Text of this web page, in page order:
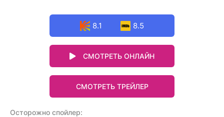
8.1 8.5
СМОТРЕТЬ ОНЛАЙН
СМОТРЕТЬ ТРЕЙЛЕР
Осторожно спойлер: